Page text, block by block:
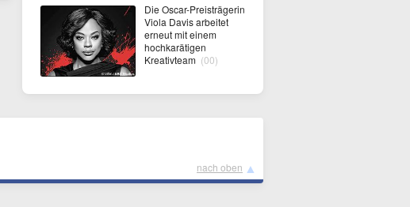
Die Oscar-Preisträgerin
Viola Davis arbeitet
erneut mit einem
hochkarätigen
Kreativteam (00)
nach oben ▲